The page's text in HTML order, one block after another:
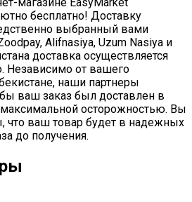
бесплатно! Доставку
выбранный вами
Alifnasiya, Uzum Nasiya и
доставка осуществляется
Независимо от вашего
наши партнеры
ваш заказ был доставлен в
осторожностью. Вы
что ваш товар будет в надежных
до получения.